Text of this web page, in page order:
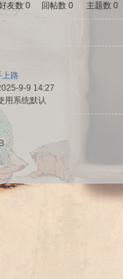
友数 0 回帖数 0 主题数 0
上路
9-9 14:27
用系统默认